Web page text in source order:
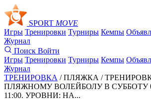
SPORT MOVE
Игры Тренировки Турниры Кемпы
Журнал
Поиск Войти
Игры Тренировки Турниры Кемпы
Журнал
ТРЕНИРОВКА / ПЛЯЖКА /
ПЛЯЖНОМУ ВОЛЕЙБОЛУ В СУББОТУ
11:00. УРОВНИ: НА...